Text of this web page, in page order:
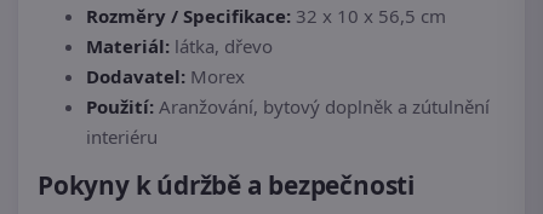
Rozměry / Specifikace: 32 x 10 x 56,5 cm
Materiál: látka, dřevo
Dodavatel: Morex
Použití: Aranžování, bytový doplněk a zútulnění
interiéru
Pokyny k údržbě a bezpečnosti